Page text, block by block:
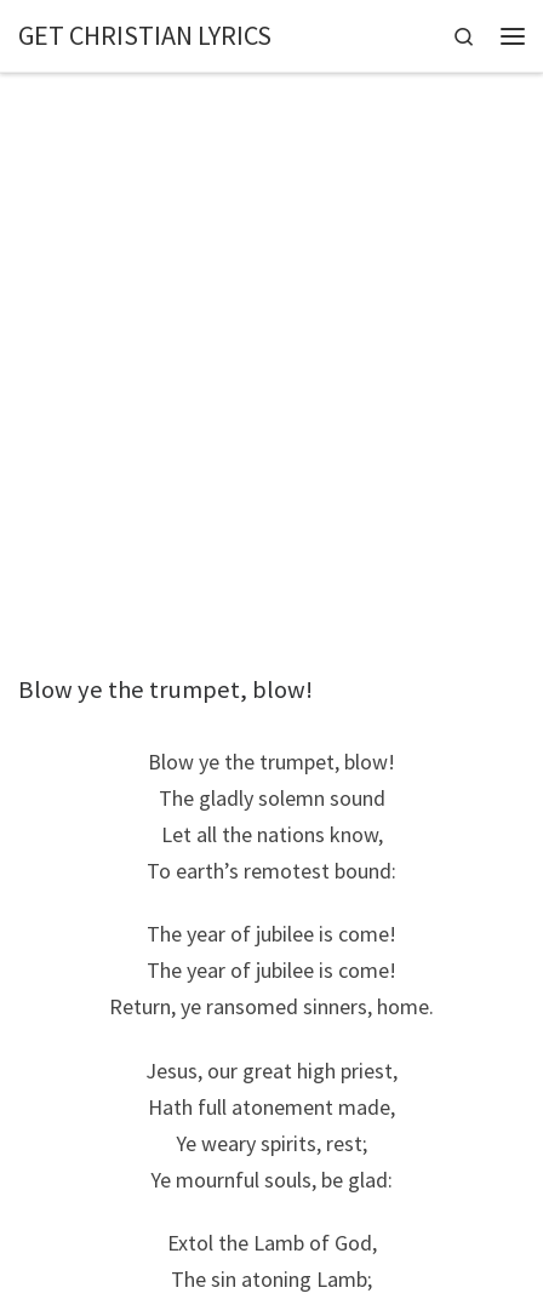
Skip to content
GET CHRISTIAN LYRICS Search
Blow ye the trumpet, blow!
Blow ye the trumpet, blow!
The gladly solemn sound
Let all the nations know,
To earth’s remotest bound:
The year of jubilee is come!
The year of jubilee is come!
Return, ye ransomed sinners, home.
Jesus, our great high priest,
Hath full atonement made,
Ye weary spirits, rest;
Ye mournful souls, be glad:
Extol the Lamb of God,
The sin atoning Lamb;